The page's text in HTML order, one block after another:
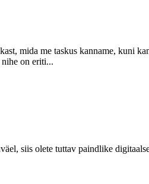
mida me taskus kanname, kuni
nihe on eriti...
siis olete tuttav paindlike